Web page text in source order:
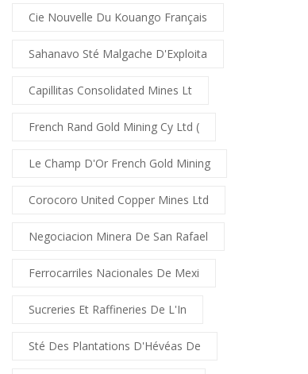
Cie Nouvelle Du Kouango Français
Sahanavo Sté Malgache D'Exploita
Capillitas Consolidated Mines Lt
French Rand Gold Mining Cy Ltd (
Le Champ D'Or French Gold Mining
Corocoro United Copper Mines Ltd
Negociacion Minera De San Rafael
Ferrocarriles Nacionales De Mexi
Sucreries Et Raffineries De L'In
Sté Des Plantations D'Hévéas De